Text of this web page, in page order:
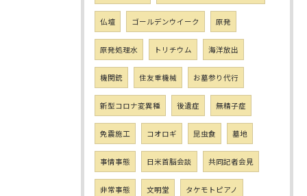
仏壇 ゴールデンウイーク 原発
原発処理水 トリチウム 海洋放出
機関銃 住友重機械 お墓参り代行
新型コロナ変異種 後遺症 無精子症
免震施工 コオロギ 昆虫食 墓地
事情事態 日米首脳会談 共同記者会見
非常事態 文明堂 タケモトピアノ